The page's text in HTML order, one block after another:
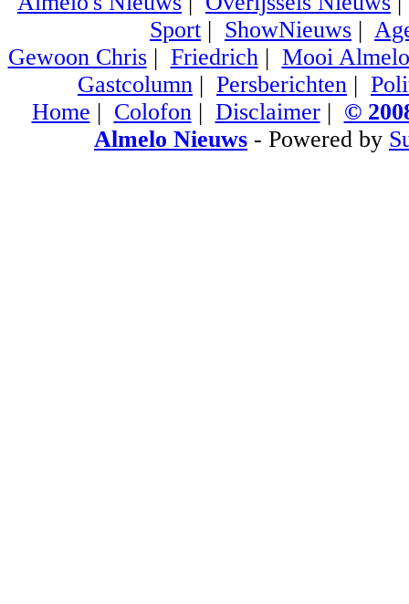
Sport | ShowNieuws |
Gewoon Chris| Friedrich| Mooi Almelo
Gastcolumn | Persberichten |
Home | Colofon| Disclaimer| ©
Almelo Nieuws - Powered by